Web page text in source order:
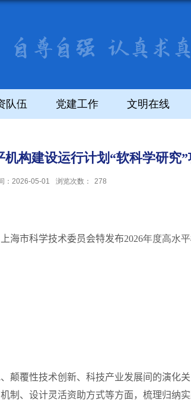
队伍 党建工作 文明在线
构建设运行计划“软科学研究
：2026-05-01 浏览次数： 278
海市科学技术委员会特发布2026年度高水
覆性技术创新、科技产业发展间的演化
、设计灵活资助方式等方面，梳理归纳